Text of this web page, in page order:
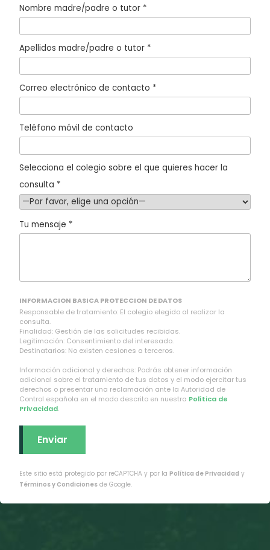
Nombre madre/padre o tutor *
Apellidos madre/padre o tutor *
Correo electrónico de contacto *
Teléfono móvil de contacto
Selecciona el colegio sobre el que quieres hacer la
consulta *
Tu mensaje *
INFORMACION BASICA PROTECCION DE DATOS
Responsable de tratamiento: El colegio elegido al realizar la
consulta.
Finalidad: Gestión de las solicitudes recibidas.
Legitimación: Consentimiento del interesado.
Destinatarios: No existen cesiones a terceros.
Información adicional y derechos: Podrás obtener información
adicional sobre el tratamiento de tus datos y el modo ejercitar tus
derechos o presentar una reclamación ante la Autoridad de
Control española en el modo descrito en nuestra Política de
Privacidad.
Este sitio está protegido por reCAPTCHA y por la Política de Privacidad y
Términos y Condiciones de Google.